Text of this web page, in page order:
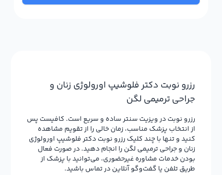
رزرو نوبت دکتر فلوشیپ اورولوژی زنان و
جراحی ترمیمی لگن
رزرو نوبت در ویزیت سنتر ساده و سریع است. کافیست پس
از انتخاب پزشک مناسب، زمان خالی را از تقویم مشاهده
کنید و تنها با چند کلیک رزرو نوبت دکتر فلوشیپ اورولوژی
زنان و جراحی ترمیمی لگن را انجام دهید. در صورت فعال
بودن خدمات مشاوره غیرحضوری، می‌توانید با پزشک از
طریق تلفن یا گفت‌وگو آنلاین در تماس باشید.